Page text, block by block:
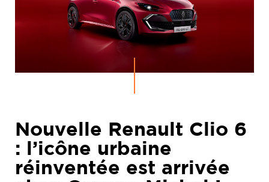
Nouvelle Renault Clio 6
: l’icône urbaine
réinventée est arrivée